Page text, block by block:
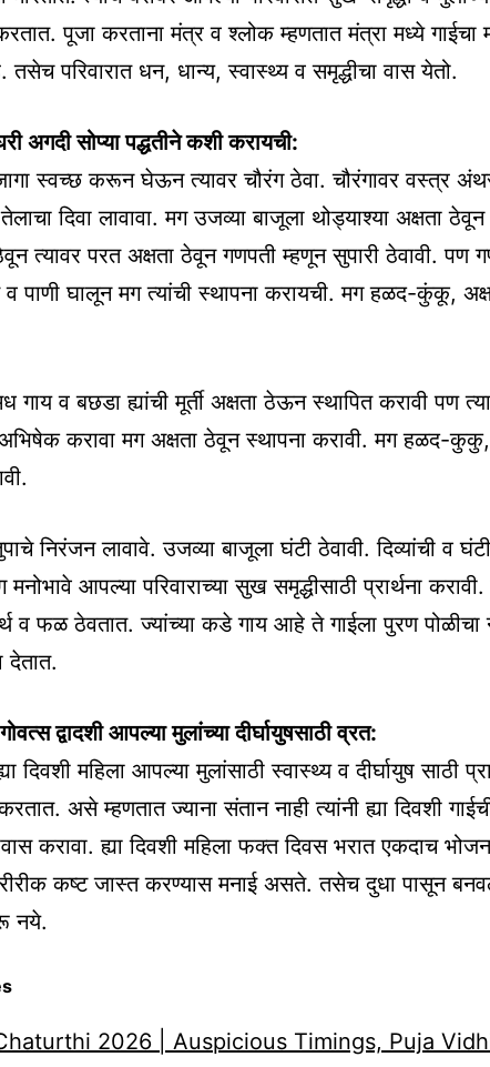
पूजा करताना मंत्र व श्लोक म्हणतात मंत्रा मध्ये गाईचा
परिवारात धन, धान्य, स्वास्थ्य व समृद्धीचा वास येतो.
अगदी सोप्या पद्धतीने कशी करायची:
स्वच्छ करून घेऊन त्यावर चौरंग ठेवा. चौरंगावर वस्त्र
दिवा लावावा. मग उजव्या बाजूला थोड्याश्या अक्षता
त्यावर परत अक्षता ठेवून गणपती म्हणून सुपारी ठेवावी. पण
व पाणी घालून मग त्यांची स्थापना करायची. मग हळद-कुंकू,
गाय व बछडा ह्यांची मूर्ती अक्षता ठेऊन स्थापित करावी पण
अभिषेक करावा मग अक्षता ठेवून स्थापना करावी. मग हळद-कुकु,
निरंजन लावावे. उजव्या बाजूला घंटी ठेवावी. दिव्यांची व
आपल्या परिवाराच्या सुख समृद्धीसाठी प्रार्थना करावी.
व फळ ठेवतात. ज्यांच्या कडे गाय आहे ते गाईला पुरण पोळीचा
देतात.
द्वादशी आपल्या मुलांच्या दीर्घायुषसाठी व्रत:
दिवशी महिला आपल्या मुलांसाठी स्वास्थ्य व दीर्घायुष साठी
असे म्हणतात ज्याना संतान नाही त्यांनी ह्या दिवशी
करावा. ह्या दिवशी महिला फक्त दिवस भरात एकदाच
कष्ट जास्त करण्यास मनाई असते. तसेच दुधा पासून
नये.
2026 | Auspicious Timings, Puja